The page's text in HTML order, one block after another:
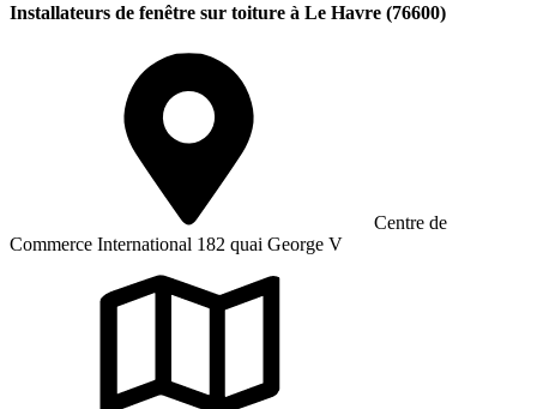
Installateurs de fenêtre sur toiture à Le Havre (76600)
Centre de
Commerce International 182 quai George V